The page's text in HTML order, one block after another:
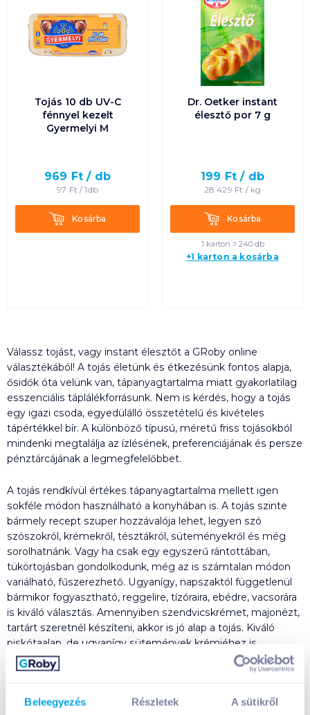
Beleegyezés Részletek A sütikről
Tojás 10 db UV-C
fénnyel kezelt
Gyermelyi M
969 Ft / db
97 Ft /1db
KosárbaKosárba
Dr. Oetker instant
élesztő por 7 g
199 Ft / db
28 429 Ft / kg
KosárbaKosárba
1 karton = 240 db
+1 karton a kosárba
Válassz tojást, vagy instant élesztőt a GRoby online
választékából! A tojás életünk és étkezésünk fontos alapja,
ősidők óta velünk van, tápanyagtartalma miatt gyakorlatilag
esszenciális táplálékforrásunk. Nem is kérdés, hogy a tojás
egy igazi csoda, egyedülálló összetételű és kivételes
tápértékkel bír. A különböző típusú, méretű friss tojásokból
mindenki megtalálja az ízlésének, preferenciájának és persze
pénztárcájának a legmegfelelőbbet.
A tojás rendkívül értékes tápanyagtartalma mellett igen
sokféle módon használható a konyhában is. A tojás szinte
bármely recept szuper hozzávalója lehet, legyen szó
szószokról, krémekről, tésztákról, süteményekről és még
sorolhatnánk. Vagy ha csak egy egyszerű rántottában,
tükörtojásban gondolkodunk, még az is számtalan módon
variálható, fűszerezhető. Ugyanígy, napszaktól függetlenül
bármikor fogyasztható, reggelire, tízóraira, ebédre, vacsorára
is kiváló választás. Amennyiben szendvicskrémet, majonézt,
tartárt szeretnél készíteni, akkor is jó alap a tojás. Kiváló
piskótaalap, de ugyanígy sütemények krémjéhez is
tökéletes. Arról se feledkezzünk meg, hogy az igazán
magyaros rántott hús bundájához, panírjához is
hogy a klasszikus magyar konyha elengedhetetlen